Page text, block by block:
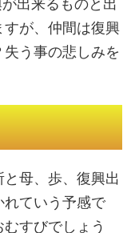
が、仲間は復興
う事の悲しみを
母、歩、復興出
ていう予感で
すびでしょう